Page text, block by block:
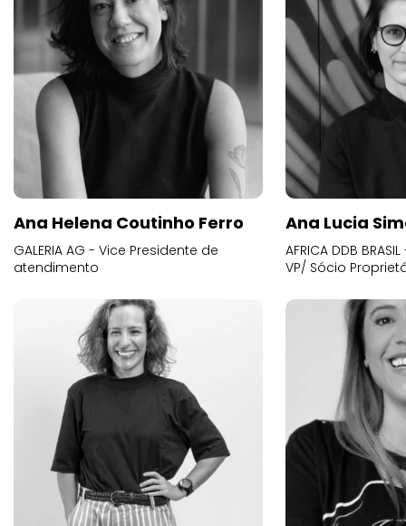
Ana Helena Coutinho Ferro
GALERIA AG - Vice Presidente de
atendimento
Ana Lucia
AFRICA DDB
VP/ Sócio